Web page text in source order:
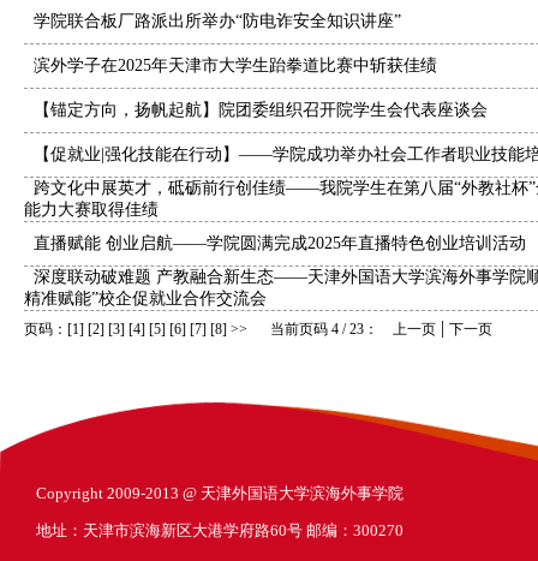
学院联合板厂路派出所举办“防电诈安全知识讲座”
滨外学子在2025年天津市大学生跆拳道比赛中斩获佳绩
【锚定方向，扬帆起航】院团委组织召开院学生会代表座谈会
【促就业|强化技能在行动】——学院成功举办社会工作者职业技能
跨文化中展英才，砥砺前行创佳绩——我院学生在第八届“外教社杯
能力大赛取得佳绩
直播赋能 创业启航——学院圆满完成2025年直播特色创业培训活动
深度联动破难题 产教融合新生态——天津外国语大学滨海外事学院
精准赋能”校企促就业合作交流会
页码： [1] [2] [3] [4] [5] [6] [7] [8] >> 当前页码 4 / 23： 上一页 | 下一页
Copyright 2009-2013 @ 天津外国语大学滨海外事学院
地址：天津市滨海新区大港学府路60号 邮编：300270